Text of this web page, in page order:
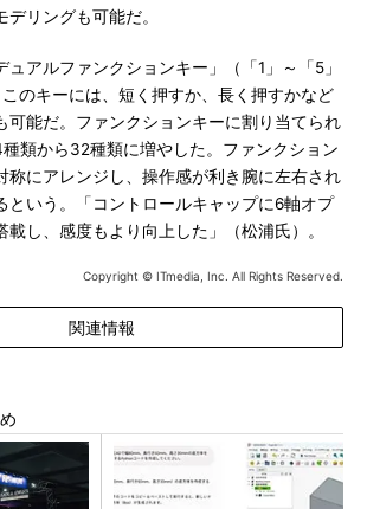
リングも可能だ。
アルファンクションキー」（「1」～「5」
のキーには、短く押すか、長く押すかなど
可能だ。ファンクションキーに割り当てられ
類から32種類に増やした。ファンクション
称にアレンジし、操作感が利き腕に左右され
という。「コントロールキャップに6軸オプ
載し、感度もより向上した」（松浦氏）。
Copyright © ITmedia, Inc. All Rights Reserved.
関連情報